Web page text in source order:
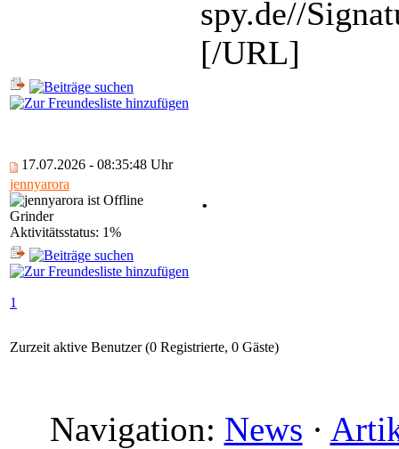
spy.de//
[/URL]
17.07.2026 - 08:35:48 Uhr
jennyarora
Grinder
Aktivitätsstatus: 1%
.
1
Zurzeit aktive Benutzer (0 Registrierte, 0 Gäste)
Navigation: News ·